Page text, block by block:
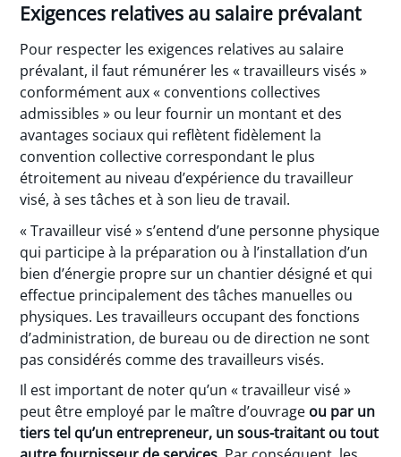
Exigences relatives au salaire prévalant
Pour respecter les exigences relatives au salaire
prévalant, il faut rémunérer les « travailleurs visés »
conformément aux « conventions collectives
admissibles » ou leur fournir un montant et des
avantages sociaux qui reflètent fidèlement la
convention collective correspondant le plus
étroitement au niveau d’expérience du travailleur
visé, à ses tâches et à son lieu de travail.
« Travailleur visé » s’entend d’une personne physique
qui participe à la préparation ou à l’installation d’un
bien d’énergie propre sur un chantier désigné et qui
effectue principalement des tâches manuelles ou
physiques. Les travailleurs occupant des fonctions
d’administration, de bureau ou de direction ne sont
pas considérés comme des travailleurs visés.
Il est important de noter qu’un « travailleur visé »
peut être employé par le maître d’ouvrage ou par un
tiers tel qu’un entrepreneur, un sous-traitant ou tout